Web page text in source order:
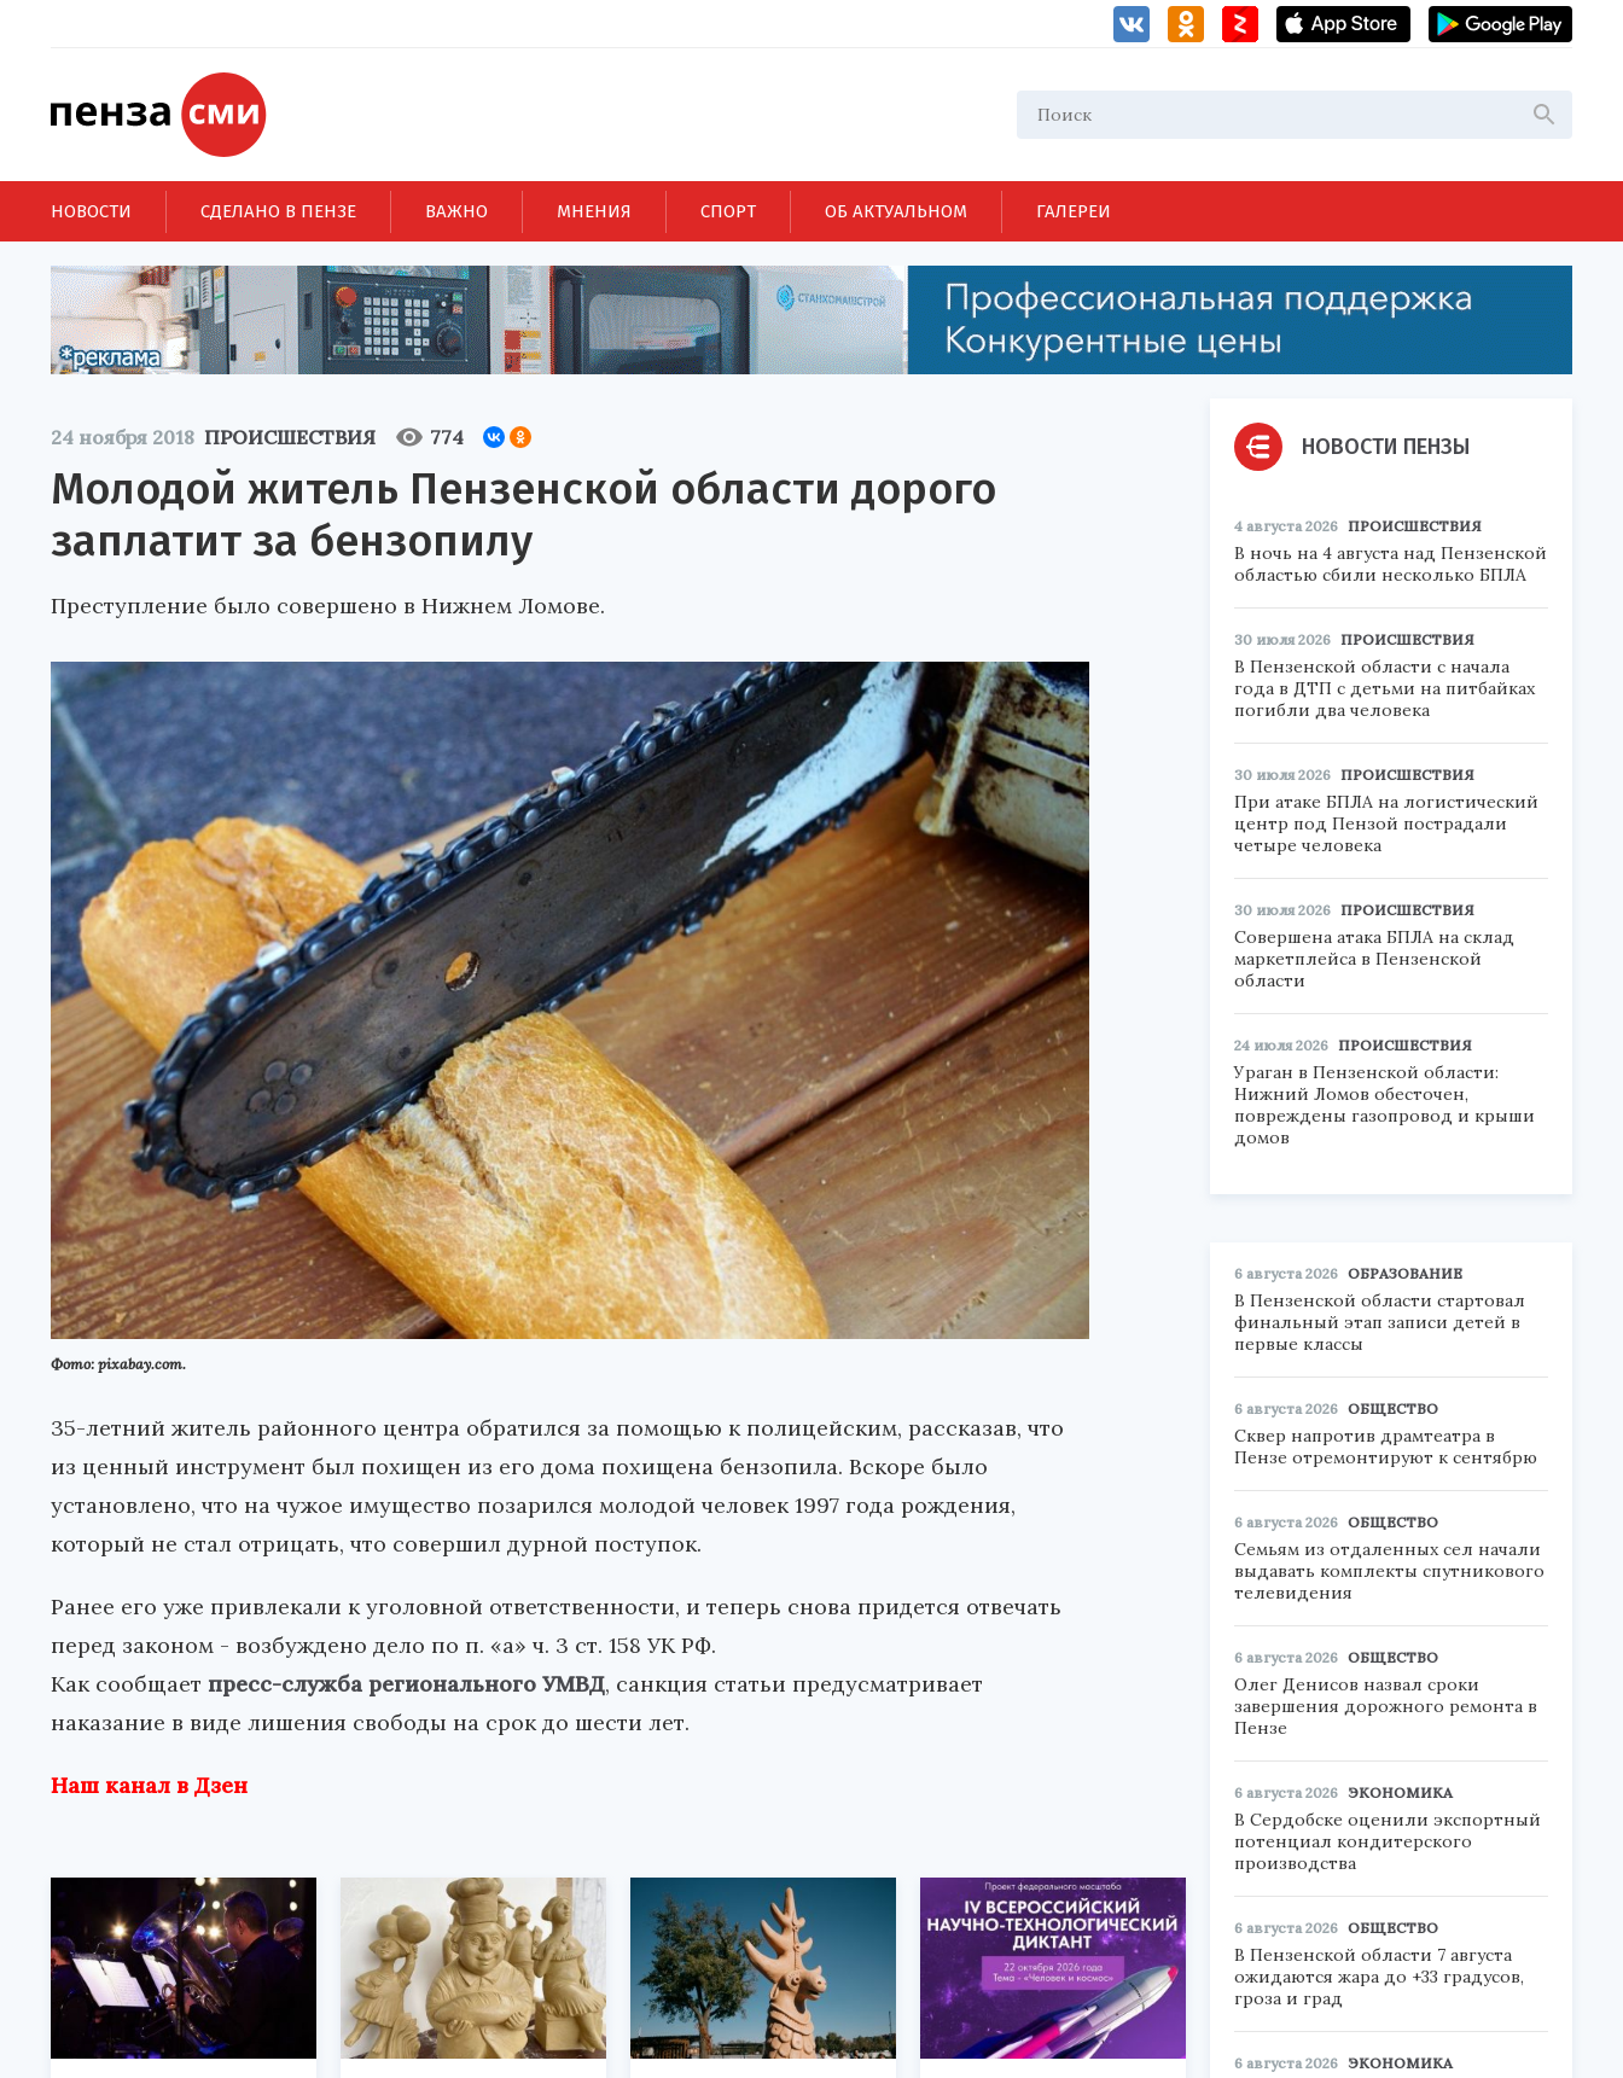
НОВОСТИ СДЕЛАНО В ПЕНЗЕ ВАЖНО МНЕНИЯ СПОРТ ОБ АКТУАЛЬНОМ ГАЛЕРЕИ
24 ноября 2018 ПРОИСШЕСТВИЯ 774
Молодой житель Пензенской области дорого
заплатит за бензопилу
Преступление было совершено в Нижнем Ломове.
Фото: pixabay.com.
35-летний житель районного центра обратился за помощью к полицейским, рассказав, что
из ценный инструмент был похищен из его дома похищена бензопила. Вскоре было
установлено, что на чужое имущество позарился молодой человек 1997 года рождения,
который не стал отрицать, что совершил дурной поступок.
Ранее его уже привлекали к уголовной ответственности, и теперь снова придется отвечать
перед законом - возбуждено дело по п. «а» ч. 3 ст. 158 УК РФ.
Как сообщает пресс-служба регионального УМВД, санкция статьи предусматривает
наказание в виде лишения свободы на срок до шести лет.
Наш канал в Дзен
НОВОСТИ ПЕНЗЫ
4 августа 2026 ПРОИСШЕСТВИЯ
В ночь на 4 августа над Пензенской
областью сбили несколько БПЛА
30 июля 2026 ПРОИСШЕСТВИЯ
В Пензенской области с начала
года в ДТП с детьми на питбайках
погибли два человека
30 июля 2026 ПРОИСШЕСТВИЯ
При атаке БПЛА на логистический
центр под Пензой пострадали
четыре человека
30 июля 2026 ПРОИСШЕСТВИЯ
Совершена атака БПЛА на склад
маркетплейса в Пензенской
области
24 июля 2026 ПРОИСШЕСТВИЯ
Ураган в Пензенской области:
Нижний Ломов обесточен,
повреждены газопровод и крыши
домов
6 августа 2026 ОБРАЗОВАНИЕ
В Пензенской области стартовал
финальный этап записи детей в
первые классы
6 августа 2026 ОБЩЕСТВО
Сквер напротив драмтеатра в
Пензе отремонтируют к сентябрю
6 августа 2026 ОБЩЕСТВО
Семьям из отдаленных сел начали
выдавать комплекты спутникового
телевидения
6 августа 2026 ОБЩЕСТВО
Олег Денисов назвал сроки
завершения дорожного ремонта в
Пензе
6 августа 2026 ЭКОНОМИКА
В Сердобске оценили экспортный
потенциал кондитерского
производства
6 августа 2026 ОБЩЕСТВО
В Пензенской области 7 августа
ожидаются жара до +33 градусов,
гроза и град
6 августа 2026 ЭКОНОМИКА